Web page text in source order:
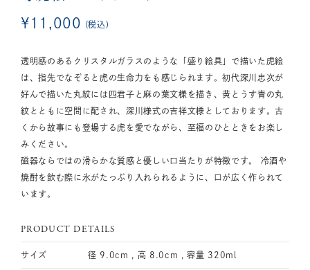
¥ 11,000 税込
透明感のあるクリスタルガラスのような「盛り絵具」で描いた虎絵
は、指先でなぞると虎の生命力をも感じられます。初代深川忠次が
好んで描いた丸紋には四君子と麻の葉文様を描き、黄とうす青の丸
紋とともに空間に配され、深川様式の吉祥文様としております。古
くから故事にも登場する虎を愛でながら、至福のひとときをお楽し
みください。
磁器ならではの滑らかな質感と優しい口当たりが特徴です。 冷酒や
焼酎を飲む際に氷がたっぷり入れられるように、口が広く作られて
います。
PRODUCT DETAILS
サイズ 径 9.0cm , 高 8.0cm , 容量 320ml